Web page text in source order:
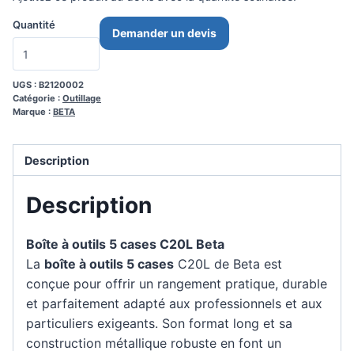
Quantité
Demander un devis
UGS : B2120002
Catégorie : Outillage
Marque : BETA
Description
Description
Boîte à outils 5 cases C20L Beta
La boîte à outils 5 cases C20L de Beta est
conçue pour offrir un rangement pratique, durable
et parfaitement adapté aux professionnels et aux
particuliers exigeants. Son format long et sa
construction métallique robuste en font un